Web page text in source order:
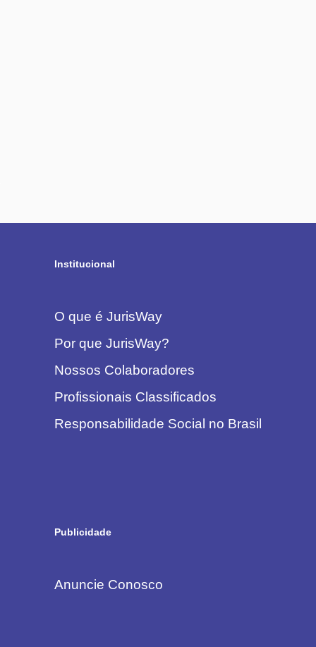
Institucional
O que é JurisWay
Por que JurisWay?
Nossos Colaboradores
Profissionais Classificados
Responsabilidade Social no Brasil
Publicidade
Anuncie Conosco